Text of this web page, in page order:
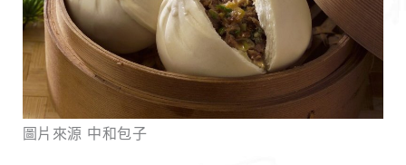
圖片來源 中和包子